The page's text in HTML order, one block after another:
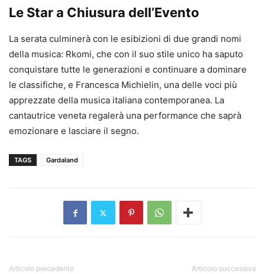
Le Star a Chiusura dell’Evento
La serata culminerà con le esibizioni di due grandi nomi
della musica: Rkomi, che con il suo stile unico ha saputo
conquistare tutte le generazioni e continuare a dominare
le classifiche, e Francesca Michielin, una delle voci più
apprezzate della musica italiana contemporanea. La
cantautrice veneta regalerà una performance che saprà
emozionare e lasciare il segno.
TAGS Gardaland
Articolo precedente Articolo successivo